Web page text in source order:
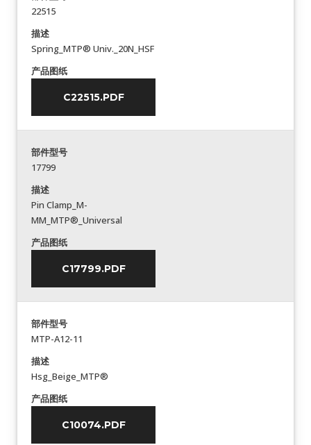
22515
描述
Spring_MTP® Univ._20N_HSF
产品图纸
C22515.PDF
部件型号
17799
描述
Pin Clamp_M-
MM_MTP®_Universal
产品图纸
C17799.PDF
部件型号
MTP-A12-11
描述
Hsg_Beige_MTP®
产品图纸
C10074.PDF